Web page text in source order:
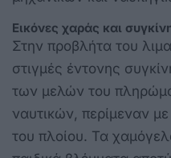
Εικόνες χαράς και
Στην προβλήτα του
στιγμές έντονης
των μελών του
ναυτικών, περίμεναν
του πλοίου. Τα